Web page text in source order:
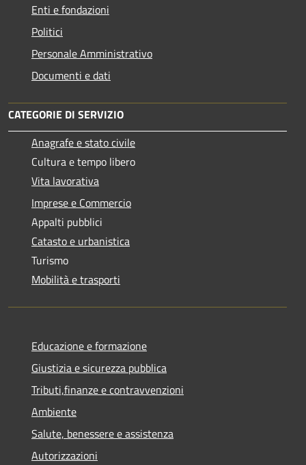
Enti e fondazioni
Politici
Personale Amministrativo
Documenti e dati
CATEGORIE DI SERVIZIO
Anagrafe e stato civile
Cultura e tempo libero
Vita lavorativa
Imprese e Commercio
Appalti pubblici
Catasto e urbanistica
Turismo
Mobilità e trasporti
Educazione e formazione
Giustizia e sicurezza pubblica
Tributi,finanze e contravvenzioni
Ambiente
Salute, benessere e assistenza
Autorizzazioni